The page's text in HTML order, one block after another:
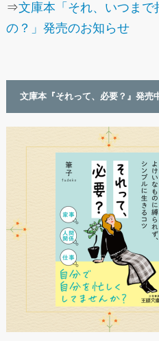
⇒文庫本「それ、いつまで
の？」発売のお知らせ
文庫本『それって、必要？』発売中